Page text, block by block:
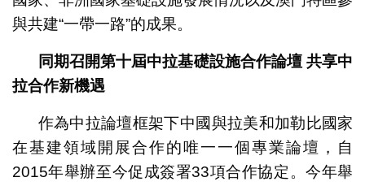
與共建“一帶一路”的成果。
同期召開第十屆中拉基礎設施合作論壇 共享中
拉合作新機遇
作為中拉論壇框架下中國與拉美和加勒比國家
在基建領域開展合作的唯一一個專業論壇，自
2015年舉辦至今促成簽署33項合作協定。今年舉